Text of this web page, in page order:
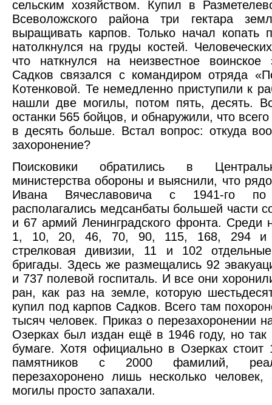
сельским хозяйством. Купил в
Всеволожского района три гектара
выращивать карпов. Только начал копать
натолкнулся на груды костей.
что наткнулся на неизвестное воинское
Садков связался с командиром отряда
Котенковой. Те немедленно приступили к
нашли две могилы, потом пять, десять.
останки 565 бойцов, и обнаружили, что
в десять больше. Встал вопрос: откуда
захоронение?
Поисковики обратились в
министерства обороны и выяснили, что
Ивана Вячеславовича с 1941-го
располагались медсанбаты большей части
и 67 армий Ленинградского фронта. Среди
1, 10, 20, 46, 70, 90, 115, 168, 294 и
стрелковая дивизии, 11 и 102
бригады. Здесь же размещались 92
и 737 полевой госпиталь. И все они
ран, как раз на земле, которую
купил под карпов Садков. Всего там
тысяч человек. Приказ о перезахоронении
Озерках был издан ещё в 1946 году, но так
бумаге. Хотя официально в Озерках стоит
памятников с 2000 фамилий,
перезахоронено лишь несколько
могилы просто запахали.